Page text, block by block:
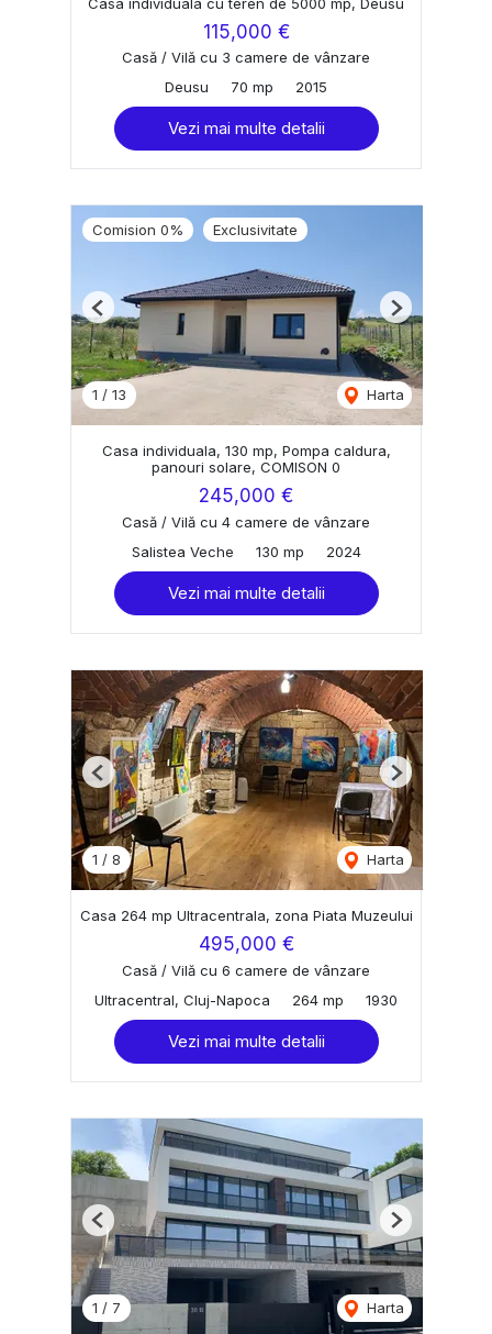
115,000 €
Casă / Vilă cu 3 camere de vânzare
Deusu
70 mp 2015
Vezi mai multe detalii
Comision 0% Exclusivitate
1 / 13 Harta
Previous Next
Casa individuala, 130 mp, Pompa caldura,
panouri solare, COMISON 0
245,000 €
Casă / Vilă cu 4 camere de vânzare
Salistea Veche
130 mp 2024
Vezi mai multe detalii
1 / 8 Harta
Previous Next
Casa 264 mp Ultracentrala, zona Piata Muzeului
495,000 €
Casă / Vilă cu 6 camere de vânzare
Ultracentral, Cluj-Napoca
264 mp 1930
Vezi mai multe detalii
1 / 7 Harta
Previous Next